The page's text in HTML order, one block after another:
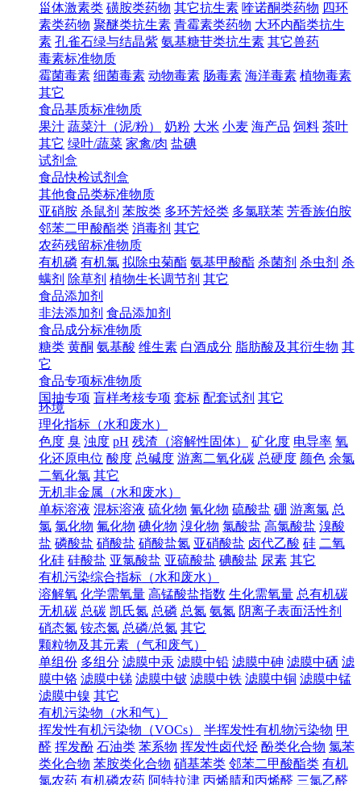
甾体激素类 磺胺类药物 其它抗生素 喹诺酮类药物 四环
素类药物 聚醚类抗生素 青霉素类药物 大环内酯类抗生
素 孔雀石绿与结晶紫 氨基糖苷类抗生素 其它兽药
毒素标准物质
霉菌毒素 细菌毒素 动物毒素 肠毒素 海洋毒素 植物毒素
其它
食品基质标准物质
果汁 蔬菜汁（泥/粉） 奶粉 大米 小麦 海产品 饲料 茶叶
其它 绿叶/蔬菜 家禽/肉 盐碘
试剂盒
食品快检试剂盒
其他食品类标准物质
亚硝胺 杀鼠剂 苯胺类 多环芳烃类 多氯联苯 芳香族伯胺
邻苯二甲酸酯类 消毒剂 其它
农药残留标准物质
有机磷 有机氯 拟除虫菊酯 氨基甲酸酯 杀菌剂 杀虫剂 杀
螨剂 除草剂 植物生长调节剂 其它
食品添加剂
非法添加剂 食品添加剂
食品成分标准物质
糖类 黄酮 氨基酸 维生素 白酒成分 脂肪酸及其衍生物 其
它
食品专项标准物质
国抽专项 盲样考核专项 套标 配套试剂 其它
环境
理化指标（水和废水）
色度 臭 浊度 pH 残渣（溶解性固体） 矿化度 电导率 氧
化还原电位 酸度 总碱度 游离二氧化碳 总硬度 颜色 余氯
二氧化氯 其它
无机非金属（水和废水）
单标溶液 混标溶液 硫化物 氰化物 硫酸盐 硼 游离氯 总
氯 氯化物 氟化物 碘化物 溴化物 氯酸盐 高氯酸盐 溴酸
盐 磷酸盐 硝酸盐 硝酸盐氮 亚硝酸盐 卤代乙酸 硅 二氧
化硅 硅酸盐 亚氯酸盐 亚硫酸盐 碘酸盐 尿素 其它
有机污染综合指标（水和废水）
溶解氧 化学需氧量 高锰酸盐指数 生化需氧量 总有机碳
无机碳 总碳 凯氏氮 总磷 总氮 氨氮 阴离子表面活性剂
硝态氮 铵态氮 总磷/总氮 其它
颗粒物及其元素（气和废气）
单组份 多组分 滤膜中汞 滤膜中铅 滤膜中砷 滤膜中硒 滤
膜中铬 滤膜中锑 滤膜中铍 滤膜中铁 滤膜中铜 滤膜中锰
滤膜中镍 其它
有机污染物（水和气）
挥发性有机污染物（VOCs）
半挥发性有机物污染物 甲
醛 挥发酚 石油类 苯系物 挥发性卤代烃 酚类化合物 氯苯
类化合物 苯胺类化合物 硝基苯类 邻苯二甲酸酯类 有机
氯农药 有机磷农药 阿特拉津 丙烯腈和丙烯醛 三氯乙醛